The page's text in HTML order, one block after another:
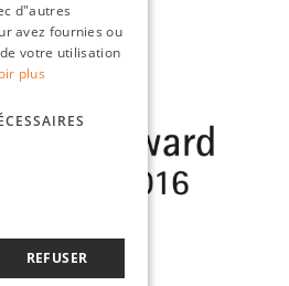
d"autres
avez fournies ou
votre utilisation
plus
REFUSER